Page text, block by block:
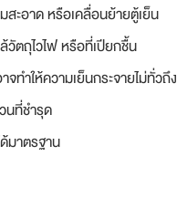
ะอาด หรือเคลื่อนย้ายตู้เย็น
ตถุไวไฟ หรือที่เปียกชื้น
ทำให้ความเย็นกระจายไม่ทั่วถึง
นที่ชำรุด
มาตรฐาน